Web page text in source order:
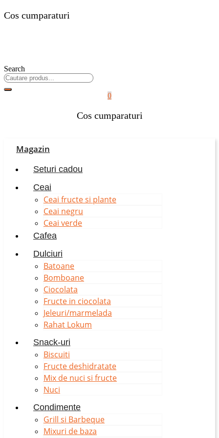
Cos cumparaturi
Search
0
Cos cumparaturi
Magazin
Seturi cadou
Ceai
Ceai fructe si plante
Ceai negru
Ceai verde
Cafea
Dulciuri
Batoane
Bomboane
Ciocolata
Fructe in ciocolata
Jeleuri/marmelada
Rahat Lokum
Snack-uri
Biscuiti
Fructe deshidratate
Mix de nuci si fructe
Nuci
Condimente
Grill si Barbeque
Mixuri de baza